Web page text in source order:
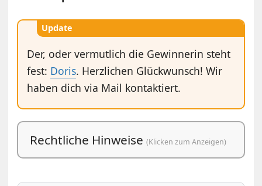
Update
Der, oder vermutlich die Gewinnerin steht
fest: Doris. Herzlichen Glückwunsch! Wir
haben dich via Mail kontaktiert.
Rechtliche Hinweise(Klicken zum Anzeigen)